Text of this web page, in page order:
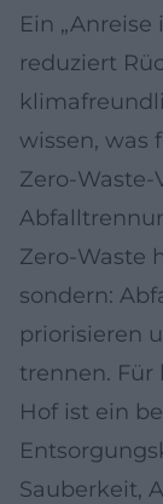
Ein
reduziert
wissen, was
Zero-
Zero-Waste
sondern:
priorisieren
trennen.
Hof ist ein
Sauberkeit,